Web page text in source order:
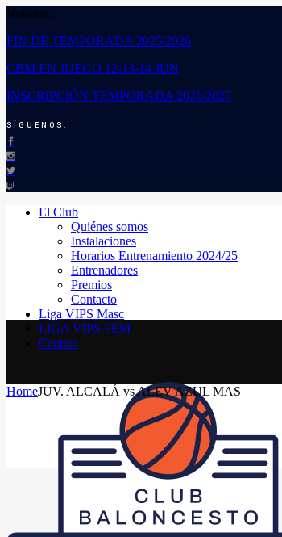
Noticias:
FIN DE TEMPORADA 2025/2026
CBM EN JUEGO 12-13-14 JUN
INSCRIPCIÓN TEMPORADA 2026/2027
SÍGUENOS:
El Club
Quiénes somos
Instalaciones
Horarios Entrenamiento 2024/25
Entrenadores
Premios
Contacto
Liga VIPS Masc
LIGA VIPS FEM
Cantera
HomeJUV. ALCALÁ vs ALEV AZUL MAS